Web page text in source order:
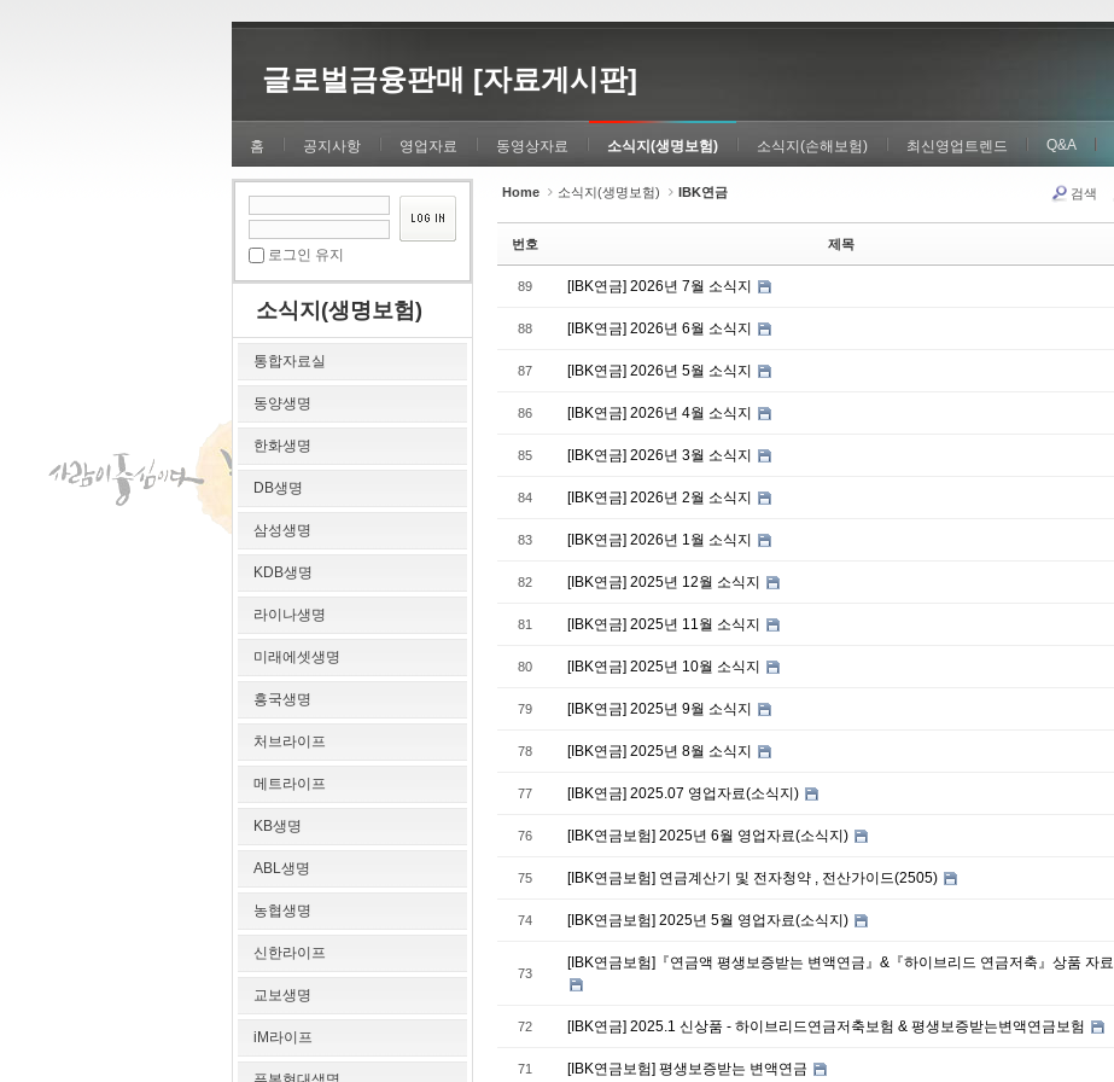
글로벌금융판매 [자료게시판]
홈 공지사항 영업자료 동영상자료 소식지(생명보험) 소식지(손해보험) 최신영업트렌드 Q&A
로그인 유지
소식지(생명보험)
통합자료실
동양생명
한화생명
DB생명
삼성생명
KDB생명
라이나생명
미래에셋생명
흥국생명
처브라이프
메트라이프
KB생명
ABL생명
농협생명
신한라이프
교보생명
iM라이프
Home 소식지(생명보험) IBK연금 검색
번호 제목
89 [IBK연금] 2026년 7월 소식지
88 [IBK연금] 2026년 6월 소식지
87 [IBK연금] 2026년 5월 소식지
86 [IBK연금] 2026년 4월 소식지
85 [IBK연금] 2026년 3월 소식지
84 [IBK연금] 2026년 2월 소식지
83 [IBK연금] 2026년 1월 소식지
82 [IBK연금] 2025년 12월 소식지
81 [IBK연금] 2025년 11월 소식지
80 [IBK연금] 2025년 10월 소식지
79 [IBK연금] 2025년 9월 소식지
78 [IBK연금] 2025년 8월 소식지
77 [IBK연금] 2025.07 영업자료(소식지)
76 [IBK연금보험] 2025년 6월 영업자료(소식지)
75 [IBK연금보험] 연금계산기 및 전자청약 , 전산가이드(2505)
74 [IBK연금보험] 2025년 5월 영업자료(소식지)
73
[IBK연금보험]『연금액 평생보증받는 변액연금』&『하이브리드 연금저축』상품 자료
72 [IBK연금] 2025.1 신상품 - 하이브리드연금저축보험 & 평생보증받는변액연금보험
71 [IBK연금보험] 평생보증받는 변액연금
Sketchbook5, 스케치북5
Sketchbook5, 스케치북5
Sketchbook5, 스케치북5
Sketchbook5, 스케치북5